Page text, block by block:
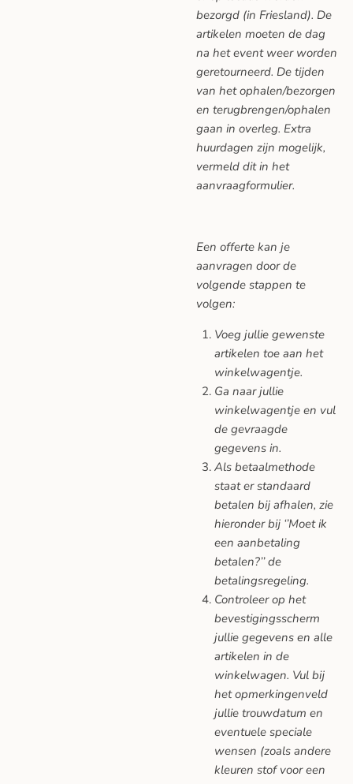
bezorgd (in Friesland). De
artikelen moeten de dag
na het event weer worden
geretourneerd. De tijden
van het ophalen/bezorgen
en terugbrengen/ophalen
gaan in overleg. Extra
huurdagen zijn mogelijk,
vermeld dit in het
aanvraagformulier.
Een offerte kan je
aanvragen door de
volgende stappen te
volgen:
Voeg jullie gewenste
artikelen toe aan het
winkelwagentje.
Ga naar jullie
winkelwagentje en vul
de gevraagde
gegevens in.
Als betaalmethode
staat er standaard
betalen bij afhalen, zie
hieronder bij ‘’Moet ik
een aanbetaling
betalen?’’ de
betalingsregeling.
Controleer op het
bevestigingsscherm
jullie gegevens en alle
artikelen in de
winkelwagen. Vul bij
het opmerkingenveld
jullie trouwdatum en
eventuele speciale
wensen (zoals andere
kleuren stof voor een